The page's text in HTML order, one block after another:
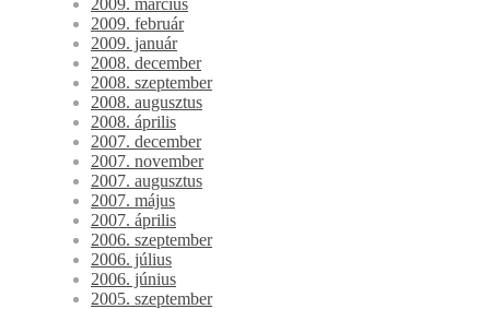
2009. február
2009. január
2008. december
2008. szeptember
2008. augusztus
2008. április
2007. december
2007. november
2007. augusztus
2007. május
2007. április
2006. szeptember
2006. július
2006. június
2005. szeptember